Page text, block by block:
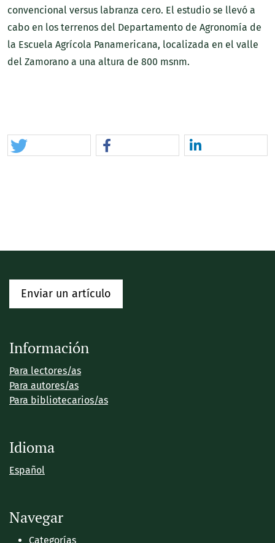
convencional versus labranza cero. El estudio se llevó a
cabo en los terrenos del Departamento de Agronomía de
la Escuela Agrícola Panamericana, localizada en el valle
del Zamorano a una altura de 800 msnm.
Enviar un artículo
Información
Para lectores/as
Para autores/as
Para bibliotecarios/as
Idioma
Español
Navegar
Categorías